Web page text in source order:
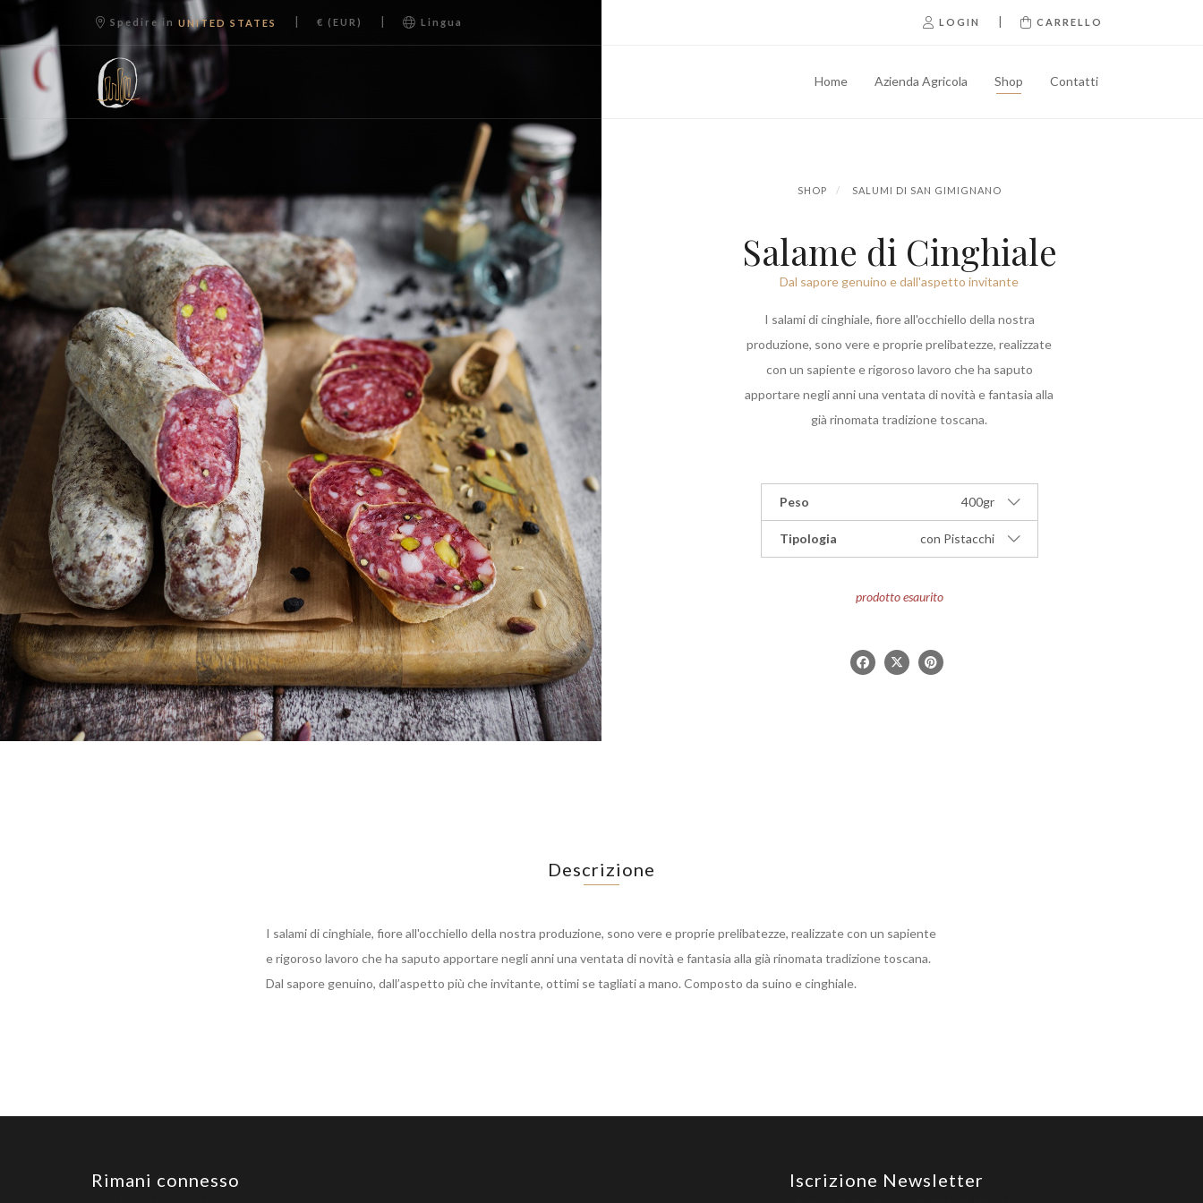
Spedire in UNITED STATES | € (EUR) | Lingua LOGIN | CARRELLO
Home Azienda Agricola Shop Contatti
SHOP SALUMI DI SAN GIMIGNANO
Salame di Cinghiale
Dal sapore genuino e dall'aspetto invitante
I salami di cinghiale, fiore all'occhiello della nostra
produzione, sono vere e proprie prelibatezze, realizzate
con un sapiente e rigoroso lavoro che ha saputo
apportare negli anni una ventata di novità e fantasia alla
già rinomata tradizione toscana.
Peso 400gr
Tipologia con Pistacchi
prodotto esaurito
Descrizione
I salami di cinghiale, fiore all'occhiello della nostra produzione, sono vere e proprie prelibatezze, realizzate con un sapiente
e rigoroso lavoro che ha saputo apportare negli anni una ventata di novità e fantasia alla già rinomata tradizione toscana.
Dal sapore genuino, dall’aspetto più che invitante, ottimi se tagliati a mano. Composto da suino e cinghiale.
Rimani connesso Iscrizione Newsletter